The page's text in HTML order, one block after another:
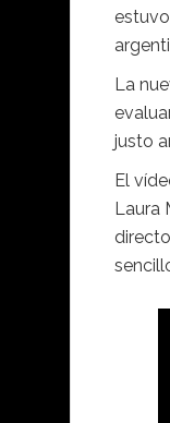
La
justo
El
Laura